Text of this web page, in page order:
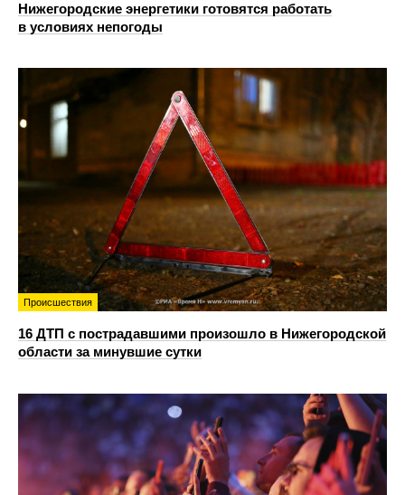
Нижегородские энергетики готовятся работать
в условиях непогоды
Происшествия
16 ДТП с пострадавшими произошло в Нижегородской
области за минувшие сутки